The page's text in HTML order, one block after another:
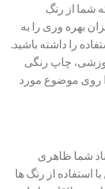
شما از رنگ
بهره وری را به
را داشته باشید.
چاپ رنگی
روی موضوع مورد
شما ظاهری
استفاده از رنگ ها